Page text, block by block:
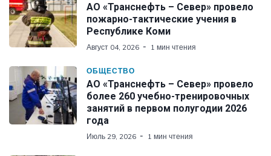
АО «Транснефть – Север» провело
пожарно-тактические учения в
Республике Коми
Август 04, 2026 1 мин чтения
ОБЩЕСТВО
АО «Транснефть – Север» провело
более 260 учебно-тренировочных
занятий в первом полугодии 2026
года
Июль 29, 2026 1 мин чтения